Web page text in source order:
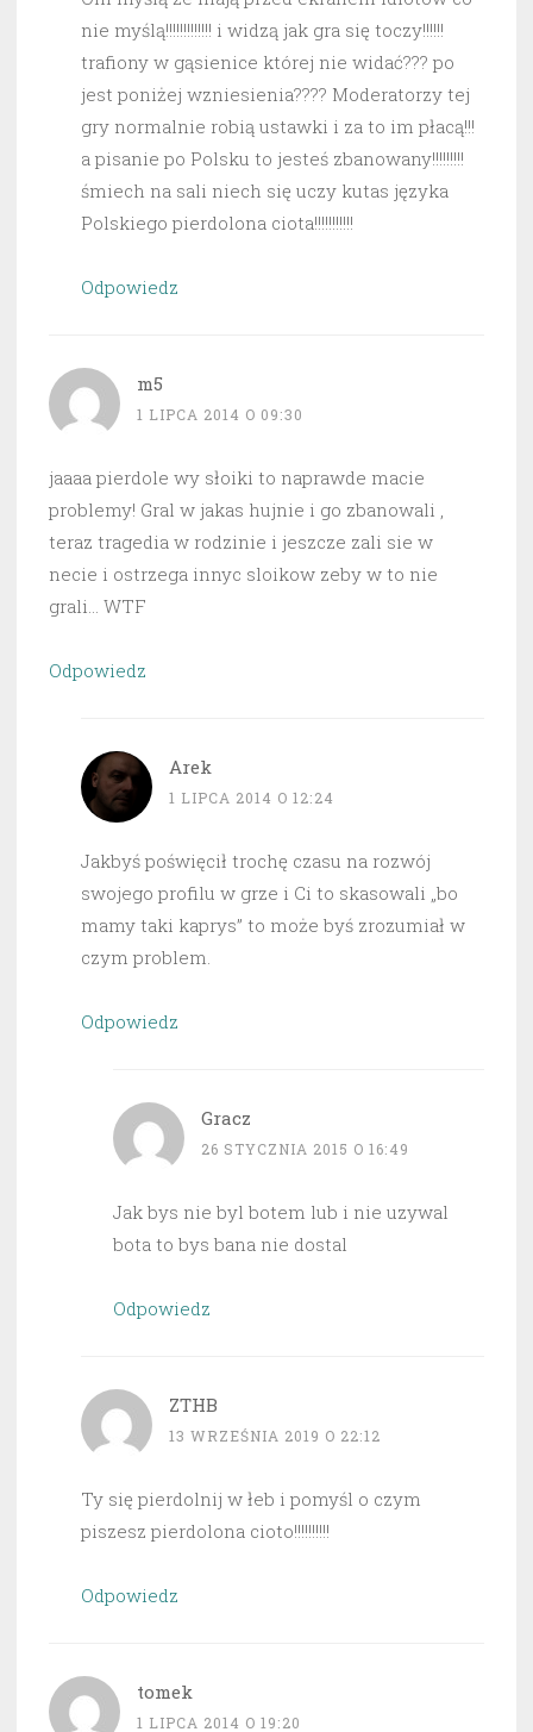
nie myślą!!!!!!!!!!!!! i widzą jak gra się toczy!!!!!!
trafiony w gąsienice której nie widać??? po
jest poniżej wzniesienia???? Moderatorzy tej
gry normalnie robią ustawki i za to im płacą!!!
a pisanie po Polsku to jesteś zbanowany!!!!!!!!!
śmiech na sali niech się uczy kutas języka
Polskiego pierdolona ciota!!!!!!!!!!!
Odpowiedz
m5
1 LIPCA 2014 O 09:30
jaaaa pierdole wy słoiki to naprawde macie
problemy! Gral w jakas hujnie i go zbanowali ,
teraz tragedia w rodzinie i jeszcze zali sie w
necie i ostrzega innyc sloikow zeby w to nie
grali… WTF
Odpowiedz
Arek
1 LIPCA 2014 O 12:24
Jakbyś poświęcił trochę czasu na rozwój
swojego profilu w grze i Ci to skasowali „bo
mamy taki kaprys” to może byś zrozumiał w
czym problem.
Odpowiedz
Gracz
26 STYCZNIA 2015 O 16:49
Jak bys nie byl botem lub i nie uzywal
bota to bys bana nie dostal
Odpowiedz
ZTHB
13 WRZEŚNIA 2019 O 22:12
Ty się pierdolnij w łeb i pomyśl o czym
piszesz pierdolona cioto!!!!!!!!!!
Odpowiedz
tomek
1 LIPCA 2014 O 19:20